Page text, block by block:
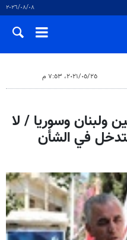
٠٨‏/٠٨‏/٢٠٢٦
٢٥‏/٠٥‏/٢٠٢١، ٧:٥٣ م
ولبنان وسوريا / لا
في الشأن